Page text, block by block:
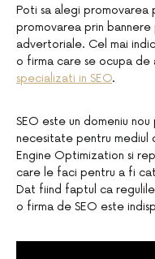
Poti sa alegi
promovarea prin
advertoriale. Cel mai
o firma care se ocupa de
specializati in SEO.
SEO este un domeniu
necesitate pentru mediul
Engine Optimization si
care le faci pentru a fi
Dat fiind faptul ca
o firma de SEO este